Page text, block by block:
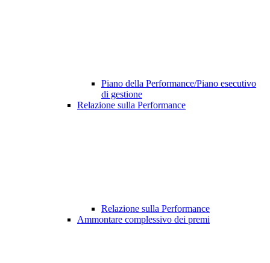
Piano della Performance/Piano esecutivo
di gestione
Relazione sulla Performance
Relazione sulla Performance
Ammontare complessivo dei premi